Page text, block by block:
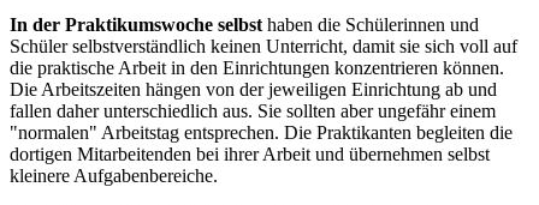
In der Praktikumswoche selbst haben die Schülerinnen und
Schüler selbstverständlich keinen Unterricht, damit sie sich voll auf
die praktische Arbeit in den Einrichtungen konzentrieren können.
Die Arbeitszeiten hängen von der jeweiligen Einrichtung ab und
fallen daher unterschiedlich aus. Sie sollten aber ungefähr einem
"normalen" Arbeitstag entsprechen. Die Praktikanten begleiten die
dortigen Mitarbeitenden bei ihrer Arbeit und übernehmen selbst
kleinere Aufgabenbereiche.